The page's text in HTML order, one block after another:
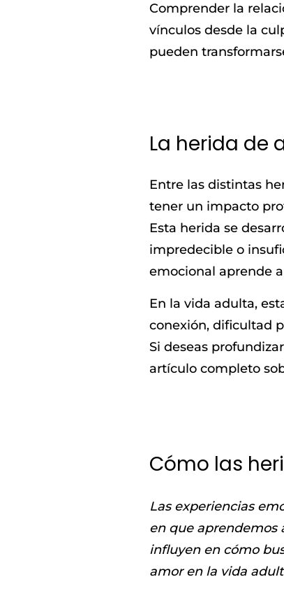
Comprender la
vínculos desde la
pueden
La herida de
Entre las distintas
tener un impacto
Esta herida se
impredecible o
emocional aprende
En la vida adulta,
conexión, dificultad
Si deseas
artículo completo
Cómo las
Las experiencias
en que aprendemos
influyen en cómo
amor en la vida